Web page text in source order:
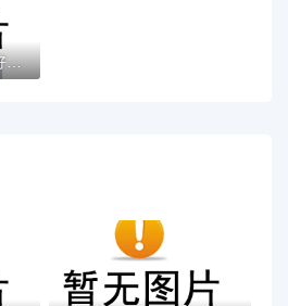
支付宝借钱平台哪个好？实测推荐这3个靠谱低...